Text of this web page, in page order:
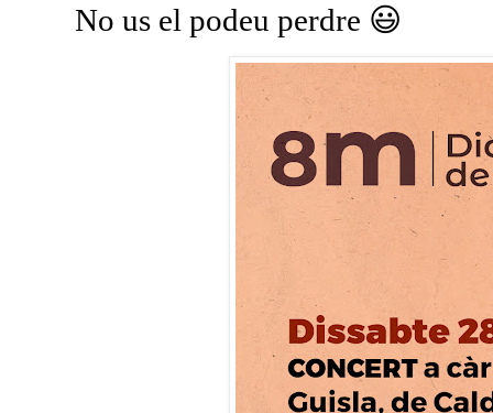
No us el podeu perdre 😃